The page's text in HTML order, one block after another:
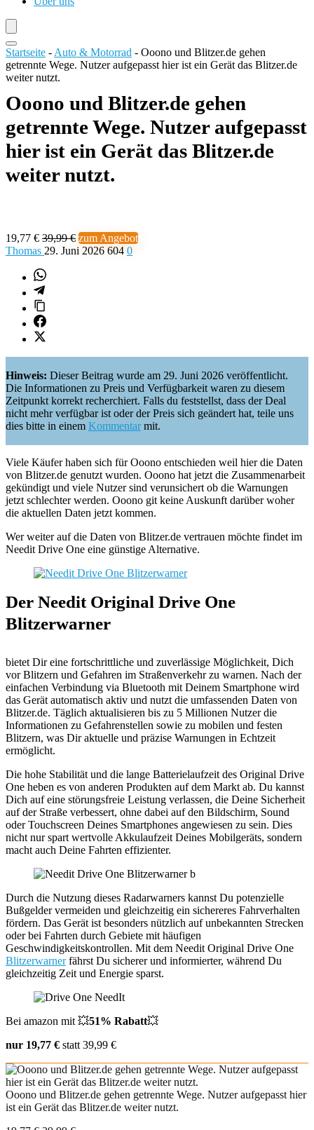
Startseite - Auto & Motorrad - Ooono und Blitzer.de gehen
getrennte Wege. Nutzer aufgepasst hier ist ein Gerät das Blitzer.de
weiter nutzt.
Ooono und Blitzer.de gehen
getrennte Wege. Nutzer aufgepasst
hier ist ein Gerät das Blitzer.de
weiter nutzt.
19,77 € 39,99 € zum Angebot
Thomas 29. Juni 2026 604 0
Hinweis: Dieser Beitrag wurde am 29. Juni 2026 veröffentlicht.
Die Informationen zu Preis und Verfügbarkeit waren zu diesem
Zeitpunkt korrekt recherchiert. Falls du feststellst, dass der Deal
nicht mehr verfügbar ist oder der Preis sich geändert hat, teile uns
dies bitte in einem Kommentarmit.
Viele Käufer haben sich für Ooono entschieden weil hier die Daten
von Blitzer.de genutzt wurden. Ooono hat jetzt die Zusammenarbeit
gekündigt und viele Nutzer sind verunsichert ob die Warnungen
jetzt schlechter werden. Ooono git keine Auskunft darüber woher
die aktuellen Daten jetzt kommen.
Wer weiter auf die Daten von Blitzer.de vertrauen möchte findet im
Needit Drive One eine günstige Alternative.
Der Needit Original Drive One
Blitzerwarner
bietet Dir eine fortschrittliche und zuverlässige Möglichkeit, Dich
vor Blitzern und Gefahren im Straßenverkehr zu warnen. Nach der
einfachen Verbindung via Bluetooth mit Deinem Smartphone wird
das Gerät automatisch aktiv und nutzt die umfassenden Daten von
Blitzer.de. Täglich aktualisieren bis zu 5 Millionen Nutzer die
Informationen zu Gefahrenstellen sowie zu mobilen und festen
Blitzern, was Dir aktuelle und präzise Warnungen in Echtzeit
ermöglicht.
Die hohe Stabilität und die lange Batterielaufzeit des Original Drive
One heben es von anderen Produkten auf dem Markt ab. Du kannst
Dich auf eine störungsfreie Leistung verlassen, die Deine Sicherheit
auf der Straße verbessert, ohne dabei auf den Bildschirm, Sound
oder Touchscreen Deines Smartphones angewiesen zu sein. Dies
nicht nur spart wertvolle Akkulaufzeit Deines Mobilgeräts, sondern
macht auch Deine Fahrten effizienter.
Durch die Nutzung dieses Radarwarners kannst Du potenzielle
Bußgelder vermeiden und gleichzeitig ein sichereres Fahrverhalten
fördern. Das Gerät ist besonders nützlich auf unbekannten Strecken
oder bei Fahrten durch Gebiete mit häufigen
Geschwindigkeitskontrollen. Mit dem Needit Original Drive One
Blitzerwarnerfährst Du sicherer und informierter, während Du
gleichzeitig Zeit und Energie sparst.
Bei amazon mit 💥51% Rabatt💥
nur 19,77 € statt 39,99 €
Ooono und Blitzer.de gehen getrennte Wege. Nutzer aufgepasst hier
ist ein Gerät das Blitzer.de weiter nutzt.